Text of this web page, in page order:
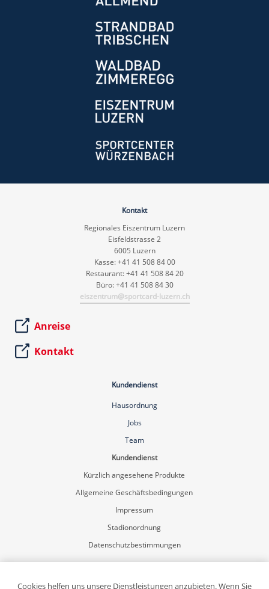
Kontakt
Regionales Eiszentrum Luzern
Eisfeldstrasse 2
6005 Luzern
Kasse: +41 41 508 84 00
Restaurant: +41 41 508 84 20
Büro: +41 41 508 84 30
eiszentrum@sportcard-luzern.ch
Anreise
Kontakt
Kundendienst
Hausordnung
Jobs
Team
Kundendienst
Kürzlich angesehene Produkte
Allgemeine Geschäftsbedingungen
Impressum
Stadionordnung
Datenschutzbestimmungen
Mein Konto
Registrierung
Cookies helfen uns unsere Dienstleistungen anzubieten. Wenn Sie